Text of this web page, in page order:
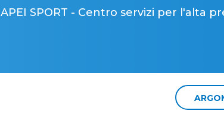
SPORT - Centro servizi per l'alta